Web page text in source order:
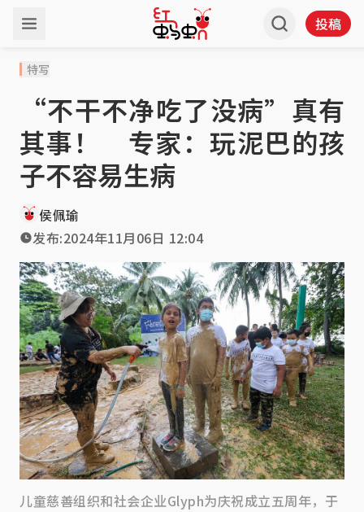
投稿
特写
“不干不净吃了没病”真有
其事！ 专家：玩泥巴的孩
子不容易生病
侯佩瑜
发布:2024年11月06日 12:04
儿童慈善组织和社会企业Glyph为庆祝成立五周年，于